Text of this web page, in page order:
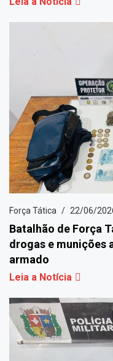
Força Tática 22/06/
Batalhão de Força
drogas e munições
armado
Leia a Notícia